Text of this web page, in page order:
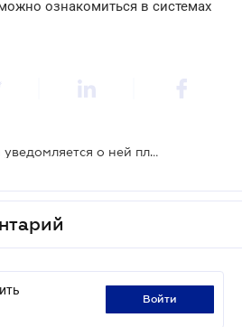
ознакомиться в системах
Как начисляется пеня и уведомляется о ней плательщику
войти